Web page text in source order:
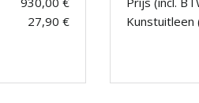
27,90 €
Kunstuitleen